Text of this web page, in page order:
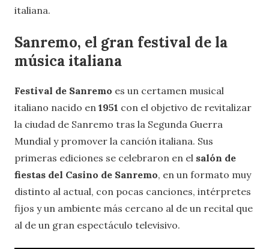
italiana.
Sanremo, el gran festival de la
música italiana
Festival de Sanremo es un certamen musical
italiano nacido en 1951 con el objetivo de revitalizar
la ciudad de Sanremo tras la Segunda Guerra
Mundial y promover la canción italiana. Sus
primeras ediciones se celebraron en el salón de
fiestas del Casino de Sanremo, en un formato muy
distinto al actual, con pocas canciones, intérpretes
fijos y un ambiente más cercano al de un recital que
al de un gran espectáculo televisivo.